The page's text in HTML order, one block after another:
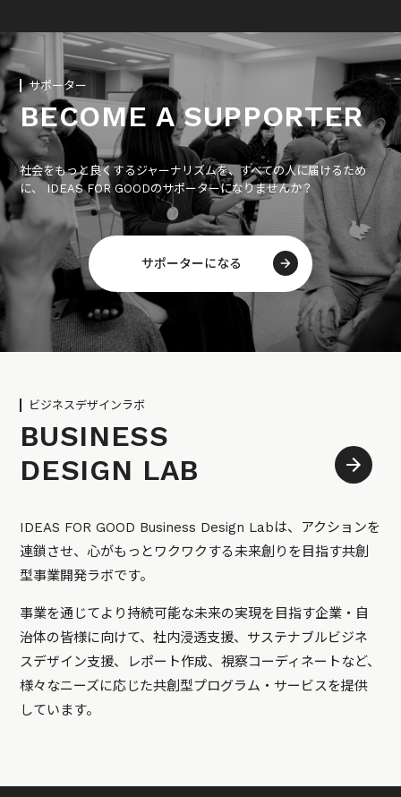
サポーター
BECOME A SUPPORTER
社会をもっと良くするジャーナリズムを、すべての人に届けるため
に、 IDEAS FOR GOODのサポーターになりませんか？
サポーターになる
ビジネスデザインラボ
BUSINESS
DESIGN LAB
IDEAS FOR GOOD Business Design Labは、アクションを
連鎖させ、心がもっとワクワクする未来創りを目指す共創
型事業開発ラボです。
事業を通じてより持続可能な未来の実現を目指す企業・自
治体の皆様に向けて、社内浸透支援、サステナブルビジネ
スデザイン支援、レポート作成、視察コーディネートなど、
様々なニーズに応じた共創型プログラム・サービスを提供
しています。